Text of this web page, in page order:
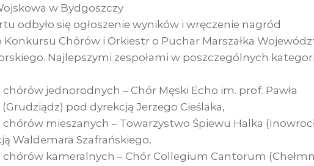
w Bydgoszczy
odbyło się ogłoszenie wyników i wręczenie nagród
Chórów i Orkiestr o Puchar Marszałka
Najlepszymi zespołami w poszczególnych
jednorodnych – Chór Męski Echo im. prof. Pawła
pod dyrekcją Jerzego Cieślaka,
mieszanych – Towarzystwo Śpiewu Halka
Waldemara Szafrańskiego,
kameralnych – Chór Collegium Cantorum